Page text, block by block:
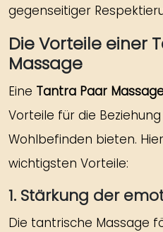
gegenseitiger
Die Vorteile einer
Massage
Eine Tantra Paar
Vorteile für die
Wohlbefinden bieten.
wichtigsten Vorteile:
1. Stärkung der
Die tantrische Massage